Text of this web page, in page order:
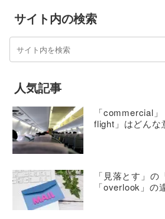
サイト内の検索
人気記事
「commercial
flight」はどんな
「見落とす」の
「overlook」の